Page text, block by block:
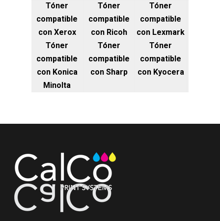
Tóner
compatible
con Xerox
Tóner
compatible
con Ricoh
Tóner
compatible
con Lexmark
Tóner
compatible
con Konica
Minolta
Tóner
compatible
con Sharp
Tóner
compatible
con Kyocera